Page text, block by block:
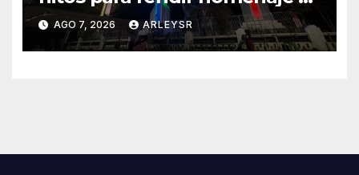
la patria y recibir la posesión
presidencial
AGO 7, 2026 ARLEYSR